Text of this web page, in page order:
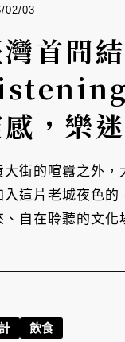
02/03
首間
，樂
大街的喧囂之外，
入這片老城夜色
、自在聆聽的文化
飲食